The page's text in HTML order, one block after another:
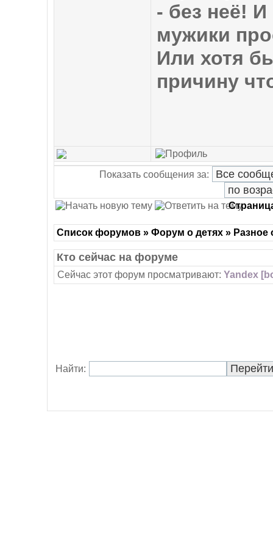
- без неё!
мужики
Или хотя
причину
Показать сообщения за:
Список форумов » Форум о детях » Разное
Кто сейчас на форуме
Сейчас этот форум просматривают: Yandex
Найти: